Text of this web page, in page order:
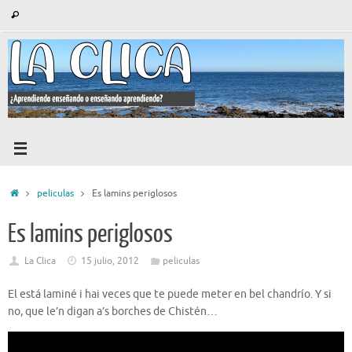
contenido
Buscar
Iniciopeliculas Es lamins periglosos
Es lamins periglosos
La Clica 15 julio, 2012 peliculas
El está laminé i hai veces que te puede meter en bel chandrío. Y si
no, que le’n digan a’s borches de Chistén…